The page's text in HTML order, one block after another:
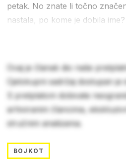
petak. No znate li točno
nastala, po kome je dobila ime?
Ovaj je članak dio naše
Cjelokupni sadržaj dostupan
S pretplatom dobivate
arhiviranim člancima,
stručnim analizama.
BOJKOT